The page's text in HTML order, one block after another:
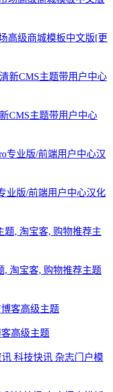
高级商城模板中文版[更
新CMS主题带用户中心
业版/前端用户中心汉化
, 淘宝客, 购物推荐主题
客高级主题